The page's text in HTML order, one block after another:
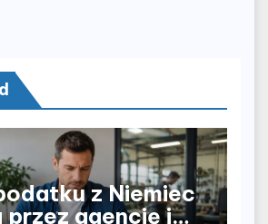
z Niemiec
przez agencję i